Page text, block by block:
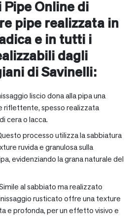
Pipe Online di
pipe realizzata in
e in tutti i
dagli
di Savinelli:
liscio dona alla pipa una
riflettente, spesso realizzata
cera o lacca.
processo utilizza la sabbiatura
ruvida e granulosa sulla
evidenziando la grana naturale del
al sabbiato ma realizzato
rusticato offre una texture
e profonda, per un effetto visivo e